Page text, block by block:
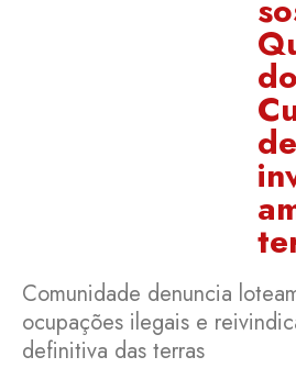
do
Comunidade denuncia
ocupações ilegais e
definitiva das terras